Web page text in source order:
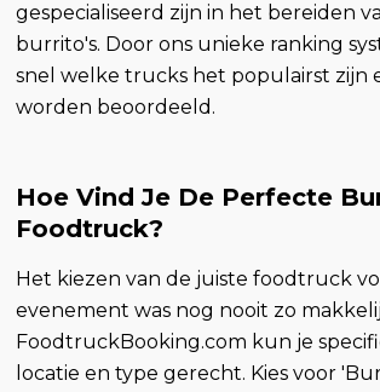
gespecialiseerd zijn in het bereiden
burrito's. Door ons unieke ranking
snel welke trucks het populairst zijn
worden beoordeeld.
Hoe Vind Je De Perfecte
Foodtruck?
Het kiezen van de juiste foodtruck
evenement was nog nooit zo
FoodtruckBooking.com kun je
locatie en type gerecht. Kies voor